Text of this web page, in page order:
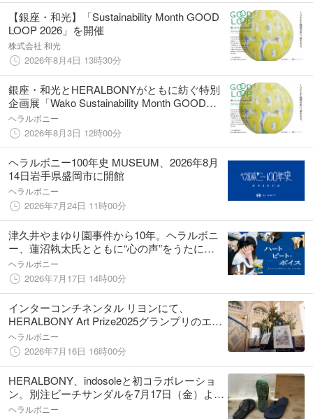
【銀座・和光】「Sustainability Month GOOD
LOOP 2026」を開催
株式会社 和光
2026年8月4日 13時30分
銀座・和光とHERALBONYがともに紡ぐ特別
企画展「Wako Sustainability Month GOOD
LOOP 2026」8月6日（木）より開催
ヘラルボニー
2026年8月3日 12時00分
ヘラルボニー100年史 MUSEUM、2026年8月
14日岩手県盛岡市に開館
ヘラルボニー
2026年7月24日 11時00分
津久井やまゆり園事件から10年。ヘラルボニ
ー、蓮沼執太氏とともに“心の声”をうたにす
る映像を制作、7月26日に一般公開
ヘラルボニー
2026年7月17日 14時00分
インターコンチネンタル リヨンにて、
HERALBONY Art Prize2025グランプリのエヴ
リン・ポスティックの展覧会が開催
ヘラルボニー
2026年7月16日 16時00分
HERALBONY、indosoleと初コラボレーショ
ン。別注ビーチサンダルを7月17日（金）より
銀座店にて先行発売
ヘラルボニー